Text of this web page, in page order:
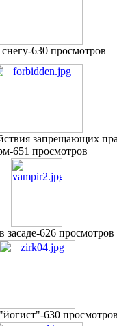
630 просмотров
запрещающих
651 просмотров
засаде-626 просмотров
630 просмотров